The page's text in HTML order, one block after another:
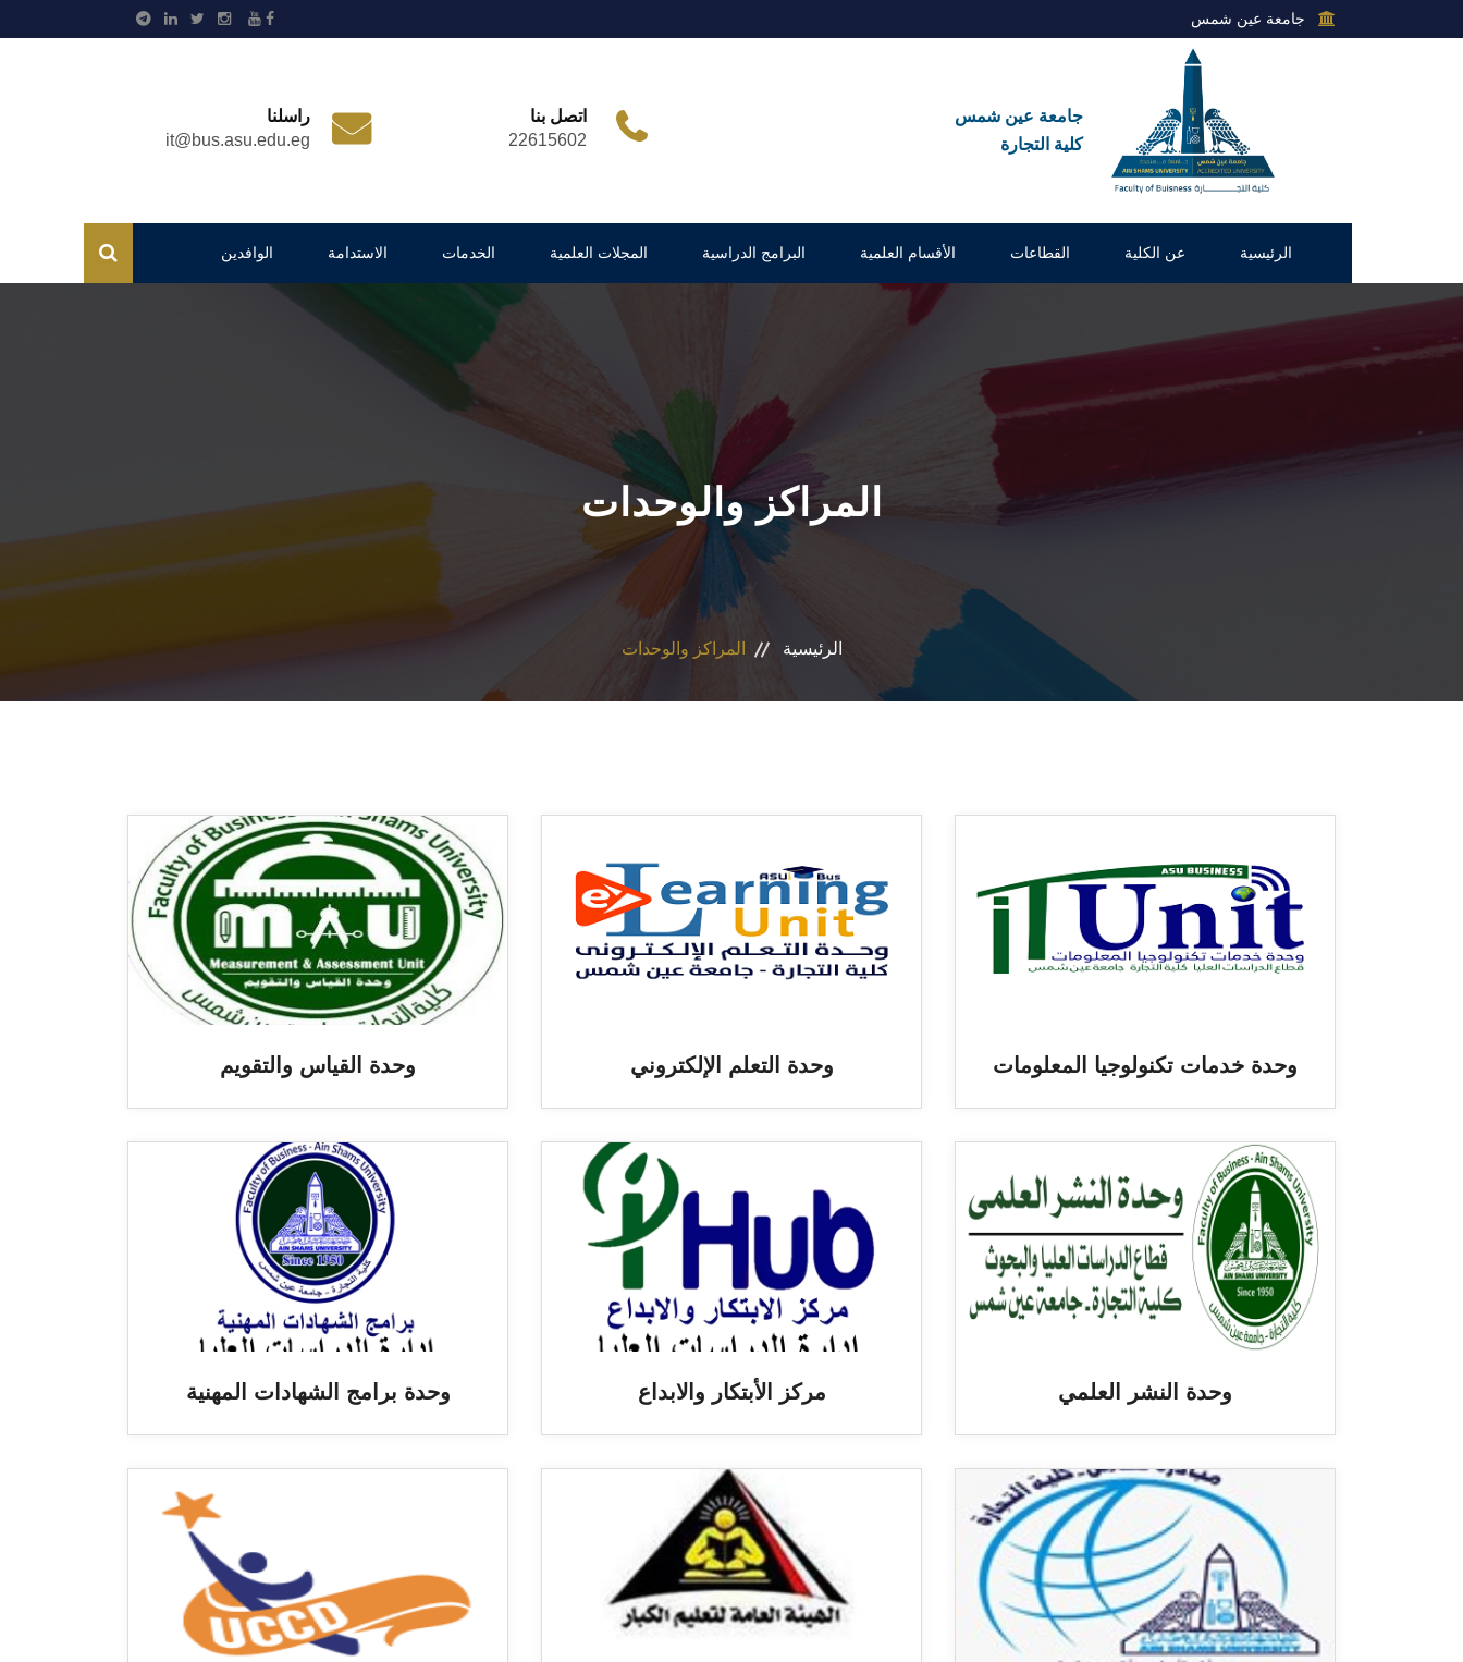
جامعة عين شمس
جامعة عين شمس
كلية التجارة
اتصل بنا
22615602
راسلنا
it@bus.asu.edu.eg
الرئيسية عن الكلية القطاعات الأقسام العلمية البرامج الدراسية المجلات العلمية الخدمات الاستدامة الوافدين
المراكز والوحدات
الرئيسية المراكز والوحدات
وحدة خدمات تكنولوجيا المعلومات وحدة التعلم الإلكتروني وحدة القياس والتقويم
وحدة النشر العلمي مركز الأبتكار والابداع وحدة برامج الشهادات المهنية